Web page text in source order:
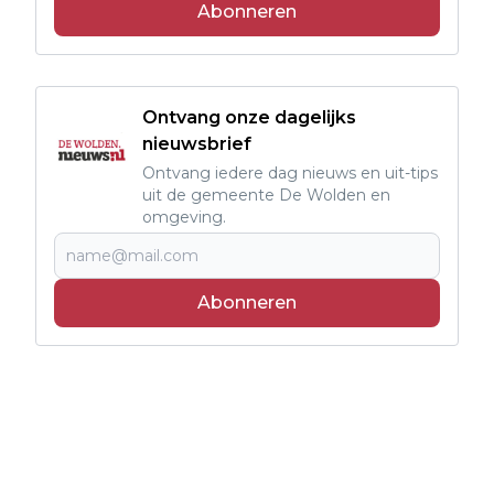
Abonneren
Ontvang onze dagelijks
nieuwsbrief
Ontvang iedere dag nieuws en uit-tips
uit de gemeente De Wolden en
omgeving.
Abonneren